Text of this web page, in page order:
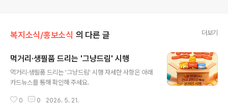
복지소식/홍보소식 의 다른 글 더보기
먹거리·생필품 드리는 '그냥드림' 시행
먹거리·생필품 드리는 '그냥드림' 시행 자세한 사항은 아래
카드뉴스를 통해 확인해 주세요.
0 0 2026. 5. 21.